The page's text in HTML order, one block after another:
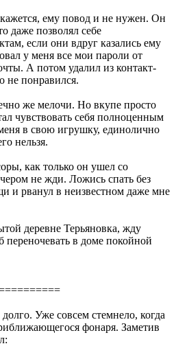
ему повод и не нужен. Он
даже позволял себе
если они вдруг казались ему
у меня все мои пароли от
А потом удалил из контакт-
не понравился.
же мелочи. Но вкупе просто
чувствовать себя полноценным
в свою игрушку, единолично
нельзя.
как только он ушел со
не жди. Ложись спать без
и рванул в неизвестном даже мне
деревне Терьяновка, жду
переночевать в доме покойной
Уже совсем стемнело, когда
фонаря. Заметив